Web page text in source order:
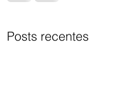
Posts recentes